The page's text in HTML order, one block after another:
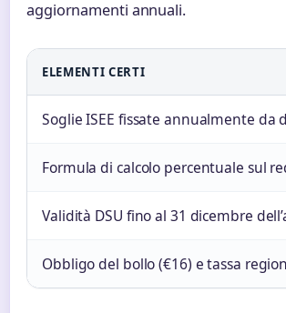
aggiornamenti annuali.
ELEMENTI CERTI
Soglie ISEE fissate annualmente da
Formula di calcolo percentuale sul
Validità DSU fino al 31 dicembre
Obbligo del bollo (€16) e tassa